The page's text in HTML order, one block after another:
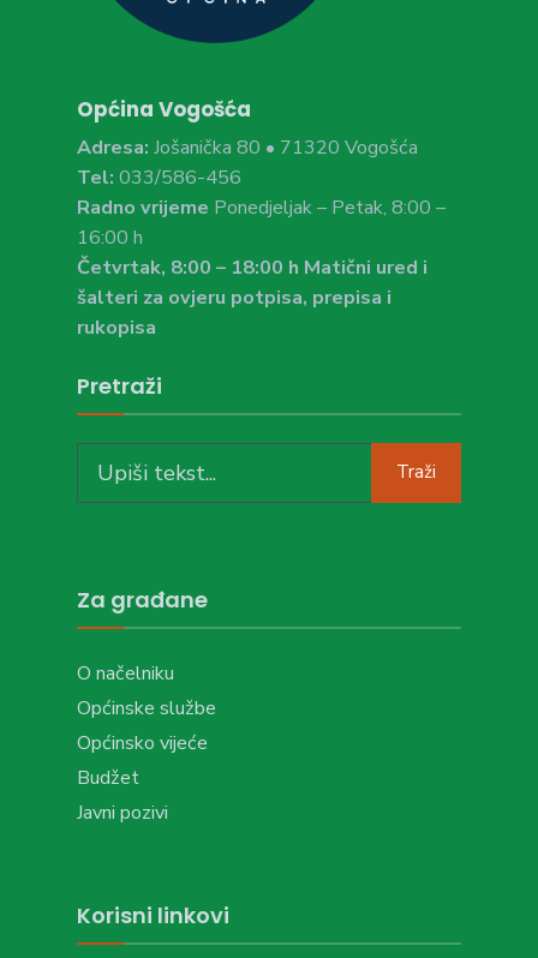
Općina Vogošća
Adresa: Jošanička 80 • 71320 Vogošća
Tel: 033/586-456
Radno vrijeme Ponedjeljak – Petak, 8:00 –
16:00 h
Četvrtak, 8:00 – 18:00 h Matični ured i
šalteri za ovjeru potpisa, prepisa i
rukopisa
Pretraži
for:
Traži
Za građane
O načelniku
Općinske službe
Općinsko vijeće
Budžet
Javni pozivi
Korisni linkovi